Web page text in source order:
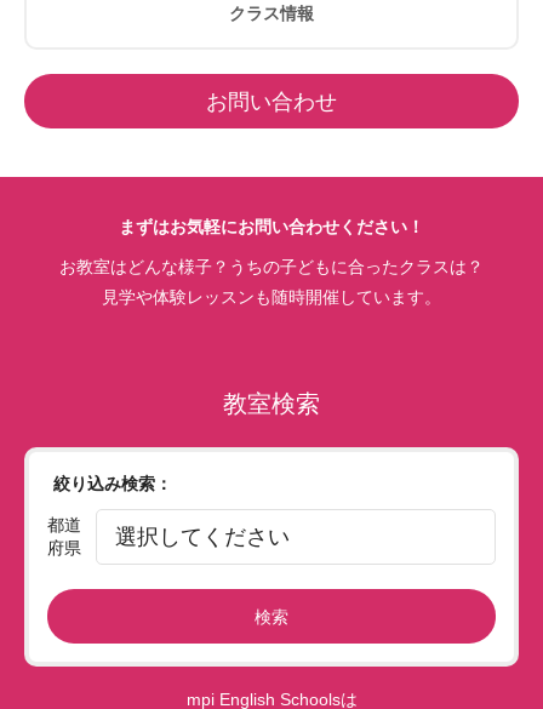
クラス情報
お問い合わせ
まずはお気軽にお問い合わせください！
お教室はどんな様子？うちの子どもに合ったクラスは？
見学や体験レッスンも随時開催しています。
教室検索
絞り込み検索：
都道
府県
検索
mpi English Schoolsは